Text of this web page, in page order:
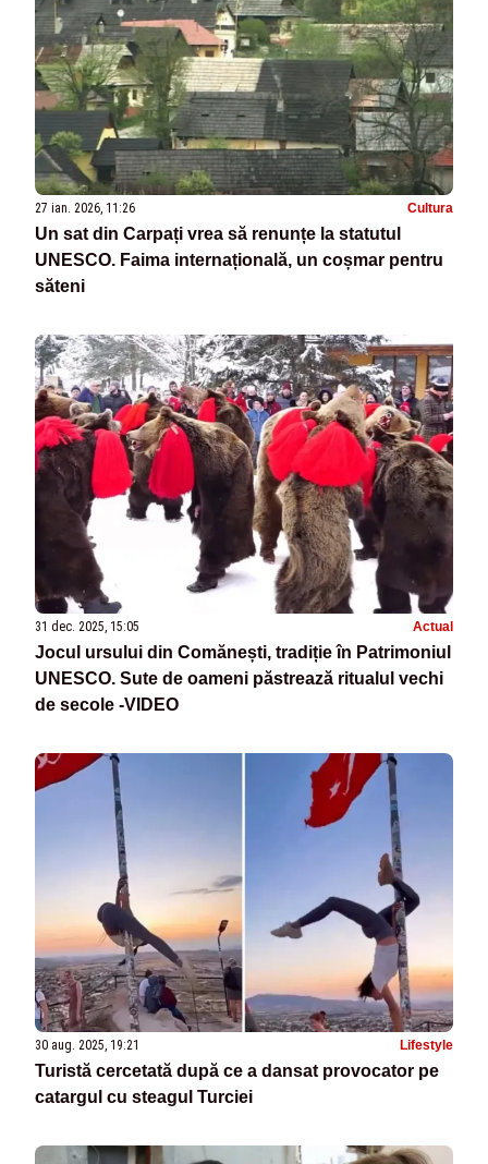
27 ian. 2026, 11:26 Cultura
Un sat din Carpați vrea să renunțe la statutul
UNESCO. Faima internațională, un coșmar pentru
săteni
31 dec. 2025, 15:05 Actual
Jocul ursului din Comănești, tradiție în Patrimoniul
UNESCO. Sute de oameni păstrează ritualul vechi
de secole -VIDEO
30 aug. 2025, 19:21 Lifestyle
Turistă cercetată după ce a dansat provocator pe
catargul cu steagul Turciei